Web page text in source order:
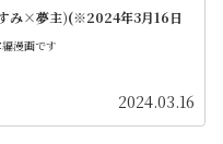
み×夢主)(※2024年3月16日
漫画です
2024.03.16